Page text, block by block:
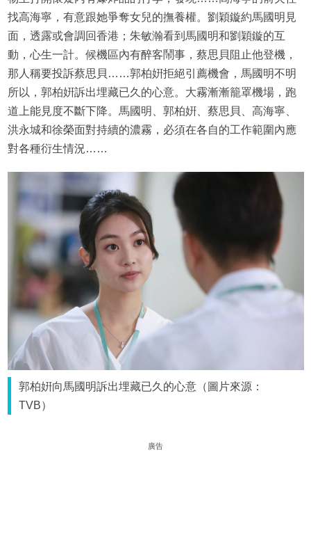
找高海寧，有意跟她爭奪女兒的撫養權。劉穎鏇約馬國明見
面，透露或會調回香港；朱敏瀚看到馬國明和劉穎鏇的互
動，心生一計。候機區內有醉客鬧事，蔡思貝阻止他登機，
那人稱要投訴蔡思貝……郭柏姸拒絕引薦機會，馬國明不明
所以，郭柏姸訴出埋藏已久的心意。大霧漸漸籠罩機場，跑
道上能見度不斷下降。馬國明、郭柏姸、蔡思貝、高海寧、
洪永城和徐榮面對持續的濃霧，必須在各自的工作範圍內應
對各種衍生情況……
郭柏姸向馬國明訴出埋藏已久的心意（圖片來源：
TVB）
廣告